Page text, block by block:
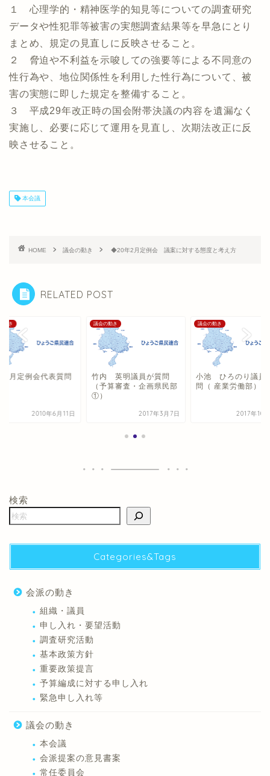
１ 心理学的・精神医学的知見等についての調査研究
データや性犯罪等被害の実態調査結果等を早急にとり
まとめ、規定の見直しに反映させること。
２ 脅迫や不利益を示唆しての強要等による不同意の
性行為や、地位関係性を利用した性行為について、被
害の実態に即した規定を整備すること。
３ 平成29年改正時の国会附帯決議の内容を遺漏なく
実施し、必要に応じて運用を見直し、次期法改正に反
映させること。
本会議
HOME 議会の動き ◆20年2月定例会 議案に対する態度と考え方
RELATED POST
動き
6月定例会代表質問
2010年6月11日
議会の動き
竹内 英明議員が質問
（予算審査・企画県民部
①）
2017年3月7日
議会の動き
小池 ひろのり議員
問（ 産業労働部）
2017年10
検索
Categories&Tags
会派の動き
組織・議員
申し入れ・要望活動
調査研究活動
基本政策方針
重要政策提言
予算編成に対する申し入れ
緊急申し入れ等
議会の動き
本会議
会派提案の意見書案
常任委員会